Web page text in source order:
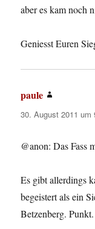
aber es kam noch
Geniesst Euren
paule
30. August 2011 um
@anon: Das Fass
Es gibt allerdings
begeistert als ein
Betzenberg. Punkt.